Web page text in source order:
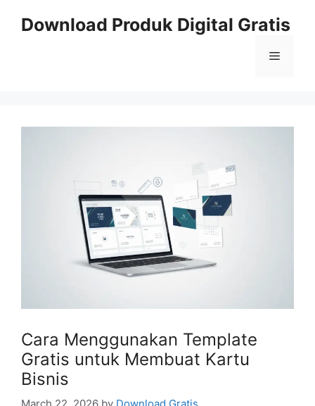
Download Produk Digital Gratis
Menu
Cara Menggunakan Template
Gratis untuk Membuat Kartu
Bisnis